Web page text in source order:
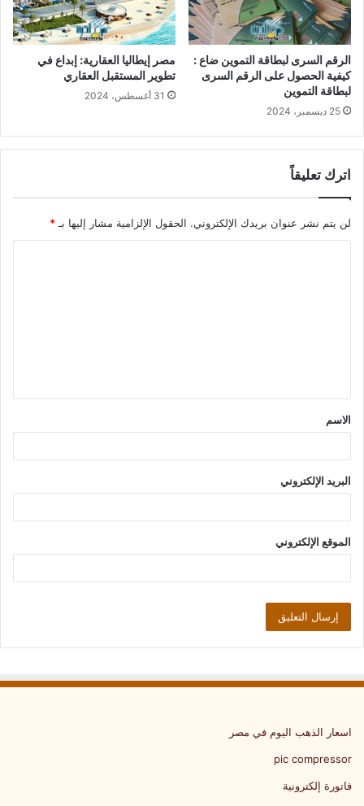
الرقم السرى لبطاقة التموين ضاع :
كيفية الحصول على الرقم السرى
لبطاقة التموين
25 ديسمبر، 2024
مصر إيطاليا العقارية: إبداع في
تطوير المستقبل العقاري
31 أغسطس، 2024
اترك تعليقاً
لن يتم نشر عنوان بريدك الإلكتروني. الحقول الإلزامية مشار إليها بـ *
ق
*
الاسم
البريد الإلكتروني
الموقع الإلكتروني
اسعار الذهب اليوم في مصر
pic compressor
فاتورة إلكترونية